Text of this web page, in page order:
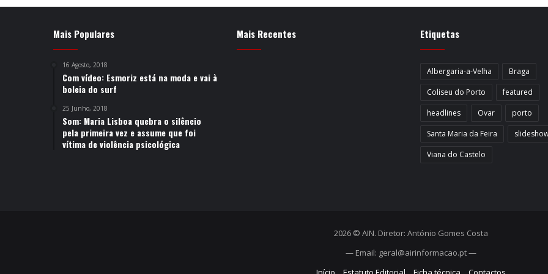
Mais Populares
16 Agosto, 2018
Com vídeo: Esmoriz está na moda e vai à
boleia do surf
25 Junho, 2018
Som: Maria Lisboa quebra o silêncio
pela primeira vez e assume que foi
vítima de violência psicológica
Mais Recentes Etiquetas
Albergaria-a-Velha
Braga
Coliseu do Porto
featured
headlines
Ovar
porto
Santa Maria da Feira
Viana do Castelo
2026 © AIN. Diretor: António Gomes Costa
— Email: geral@airinformacao.pt —